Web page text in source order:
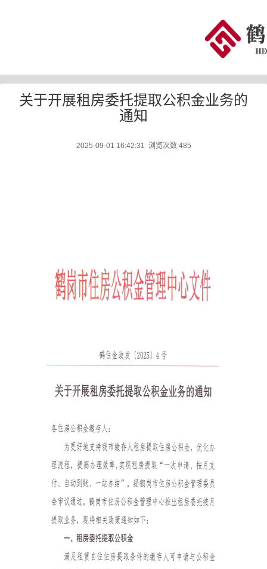
关于开展租房委托提取公积金业务的
通知
2025-09-01 16:42:31 浏览次数:485